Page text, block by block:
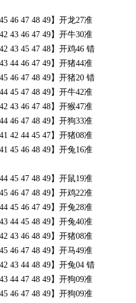
46 47 48 49】开龙27准
43 46 47 49】开牛30准
43 45 47 48】开鸡46 错
44 46 47 49】开猪44准
46 47 48 49】开猪20 错
45 47 48 49】开牛42准
43 46 47 48】开猴47准
46 47 48 49】开狗33准
42 44 45 47】开猪08准
45 46 48 49】开兔16准
45 47 48 49】开鼠19准
46 47 48 49】开鸡22准
45 46 47 49】开兔28准
44 45 48 49】开兔40准
43 46 48 49】开猪08准
46 47 48 49】开马49准
43 44 48 49】开兔04 错
44 47 48 49】开狗09准
46 47 48 49】开狗09准